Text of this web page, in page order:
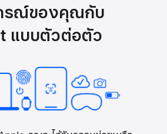
รณ์ของคุณกับ
แบบตัวต่อตัว